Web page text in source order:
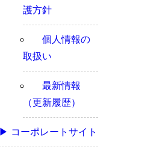
護方針
個人情報の
取扱い
最新情報
（更新履歴）
▶ コーポレートサイト